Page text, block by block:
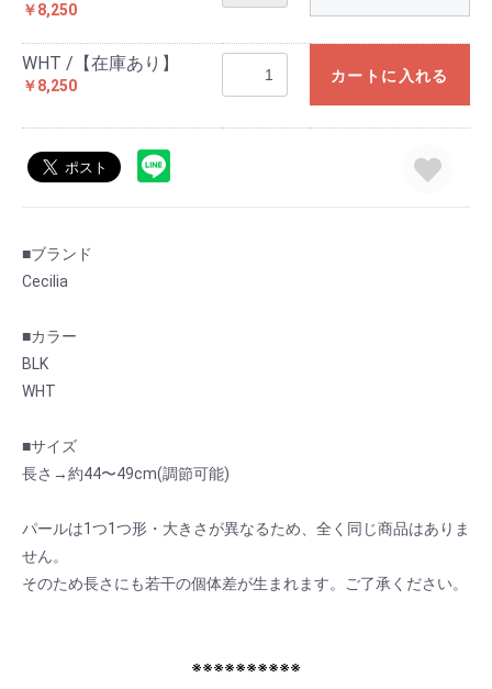
￥8,250
WHT /【在庫あり】
￥8,250
カートに入れる
お買い物を続ける カートへ進む
■ブランド
Cecilia
■カラー
BLK
WHT
■サイズ
長さ→約44〜49cm(調節可能)
パールは1つ1つ形・大きさが異なるため、全く同じ商品はありま
せん。
そのため長さにも若干の個体差が生まれます。ご了承ください。
※※※※※※※※※※